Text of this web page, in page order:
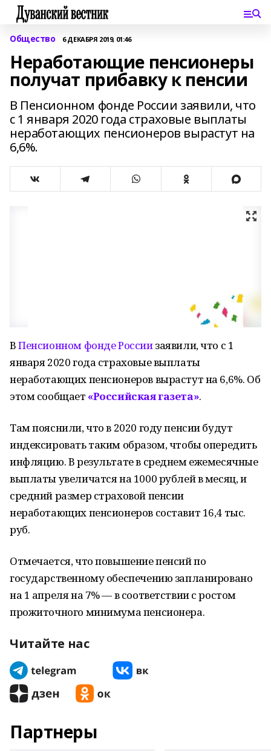
Общество 6 ДЕКАБРЯ 2019, 01:46
Неработающие пенсионеры
получат прибавку к пенсии
В Пенсионном фонде России заявили, что
с 1 января 2020 года страховые выплаты
неработающих пенсионеров вырастут на
6,6%.
ВПенсионном фонде Россиизаявили, что с 1
января 2020 года страховые выплаты
неработающих пенсионеров вырастут на 6,6%. Об
этом сообщает «Российская газета».
Там пояснили, что в 2020 году пенсии будут
индексировать таким образом, чтобы опередить
инфляцию. В результате в среднем ежемесячные
выплаты увеличатся на 1000 рублей в месяц, и
средний размер страховой пенсии
неработающих пенсионеров составит 16,4 тыс.
руб.
Отмечается, что повышение пенсий по
государственному обеспечению запланировано
на 1 апреля на 7% — в соответствии с ростом
прожиточного минимума пенсионера.
Читайте нас
Партнеры